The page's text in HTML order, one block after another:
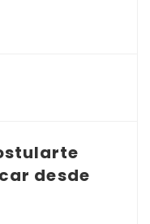
desde